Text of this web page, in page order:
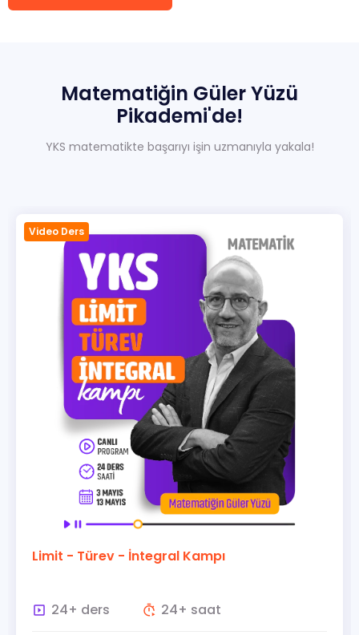
Matematiğin GülerYüzü
Pikademi'de!
YKS matematikte başarıyı işin uzmanıyla yakala!
Video Ders
Limit - Türev - İntegral Kampı
24+ ders 24+ saat